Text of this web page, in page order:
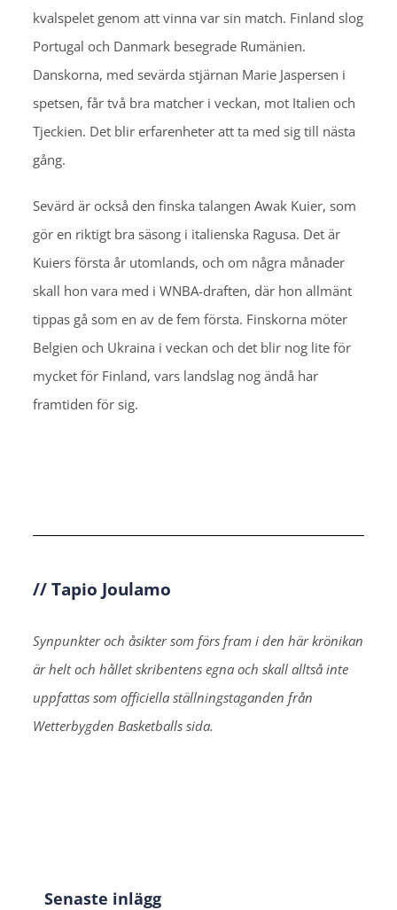
kvalspelet genom att vinna var sin match. Finland slog
Portugal och Danmark besegrade Rumänien.
Danskorna, med sevärda stjärnan Marie Jaspersen i
spetsen, får två bra matcher i veckan, mot Italien och
Tjeckien. Det blir erfarenheter att ta med sig till nästa
gång.
Sevärd är också den finska talangen Awak Kuier, som
gör en riktigt bra säsong i italienska Ragusa. Det är
Kuiers första år utomlands, och om några månader
skall hon vara med i WNBA-draften, där hon allmänt
tippas gå som en av de fem första. Finskorna möter
Belgien och Ukraina i veckan och det blir nog lite för
mycket för Finland, vars landslag nog ändå har
framtiden för sig.
// Tapio Joulamo
Synpunkter och åsikter som förs fram i den här krönikan
är helt och hållet skribentens egna och skall alltså inte
uppfattas som officiella ställningstaganden från
Wetterbygden Basketballs sida.
Senaste inlägg